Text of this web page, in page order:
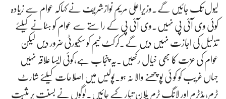
لیول تک جائیں گے۔وزیراعلی مریم نوازشریف نے کہاکہ عوام سے زیادہ
کوئی وی آئی پی نہیں۔وی آئی پی کے راستے سے عوام کو ہٹانے کیلئے
تذلیل کی اجازت نہیں دیں گے۔کرکٹ ٹیم کو سکیورٹی ضرور دیں لیکن
عوام کی عزت کا بھی خیال رکھیں۔یہ پنجاب ہے،کوئی ایسا علاقہ نہیں
جہاں غریب کو کو ئی پوچھنے والا نہ ہو۔پولیس میں اصلاحات کیلئے شارٹ
ٹرم،مڈٹرم اور لانگ ٹرم پلان تیار کیے جائیں۔لوگوں نے بسنت پر مثبت